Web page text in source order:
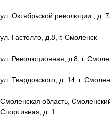
ул. Октябрьской революции , д.
ул. Гастелло, д.8, г. Смоленск
ул. Революционная, д.8, г.
ул. Твардовского, д. 14, г.
Смоленская область,
Спортивная, д. 1